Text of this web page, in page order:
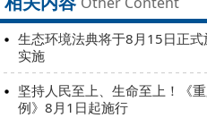
生态环境法典将于8月15日正
实施
坚持人民至上、生命至上！《
例》8月1日起施行